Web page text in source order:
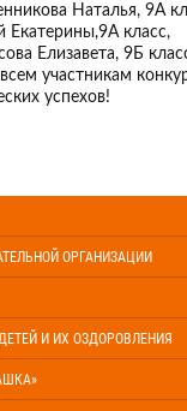
Наталья, 9А
Екатерины,9А класс,
Елизавета, 9Б
участникам
успехов!
ОРГАНИЗАЦИИ
И ИХ ОЗДОРОВЛЕНИЯ